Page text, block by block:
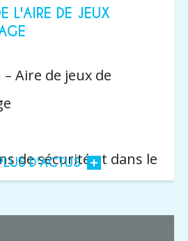
L'AIRE DE JEUX
Aire de jeux de
de sécurité et dans le
de maintenance,
Denneville Plage est...
D'ACTUS